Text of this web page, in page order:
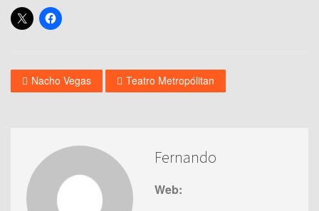
Nacho Vegas Teatro Metropólitan
Fernando
Web: